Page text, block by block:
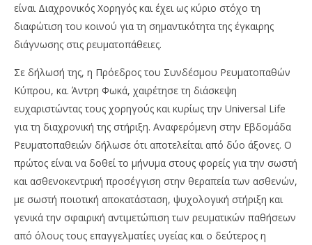
Η Universal Life στηρίζει για 20η συνεχή χρονιά
τον Σύνδεσμο Ρευματοπαθών Κύπρου
Μαΐου,
2022
Cyprus
Insurance
News
Team
είναι Διαχρονικός Χορηγός και έχει ως κύριο στόχο τη
διαφώτιση του κοινού για τη σημαντικότητα της έγκαιρης
διάγνωσης στις ρευματοπάθειες.
Σε δήλωσή της, η Πρόεδρος του Συνδέσμου Ρευματοπαθών
Κύπρου, κα. Άντρη Φωκά, χαιρέτησε τη διάσκεψη
ευχαριστώντας τους χορηγούς και κυρίως την Universal Life
για τη διαχρονική της στήριξη. Αναφερόμενη στην Εβδομάδα
Ρευματοπαθειών δήλωσε ότι αποτελείται από δύο άξονες. Ο
πρώτος είναι να δοθεί το μήνυμα στους φορείς για την σωστή
και ασθενοκεντρική προσέγγιση στην θεραπεία των ασθενών,
με σωστή ποιοτική αποκατάσταση, ψυχολογική στήριξη και
γενικά την σφαιρική αντιμετώπιση των ρευματικών παθήσεων
από όλους τους επαγγελματίες υγείας και ο δεύτερος η